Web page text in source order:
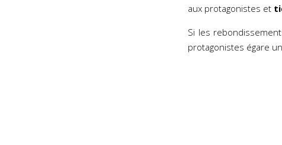
aux protagonistes et
Si les
protagonistes égare